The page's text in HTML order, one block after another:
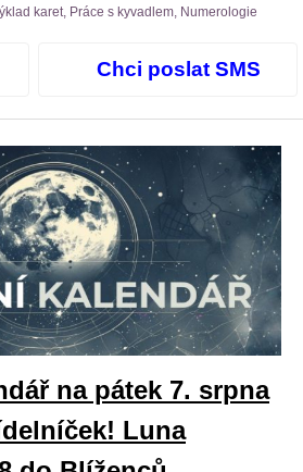
karet, Práce s kyvadlem, Numerologie
Chci poslat SMS
na pátek 7. srpna
Luna